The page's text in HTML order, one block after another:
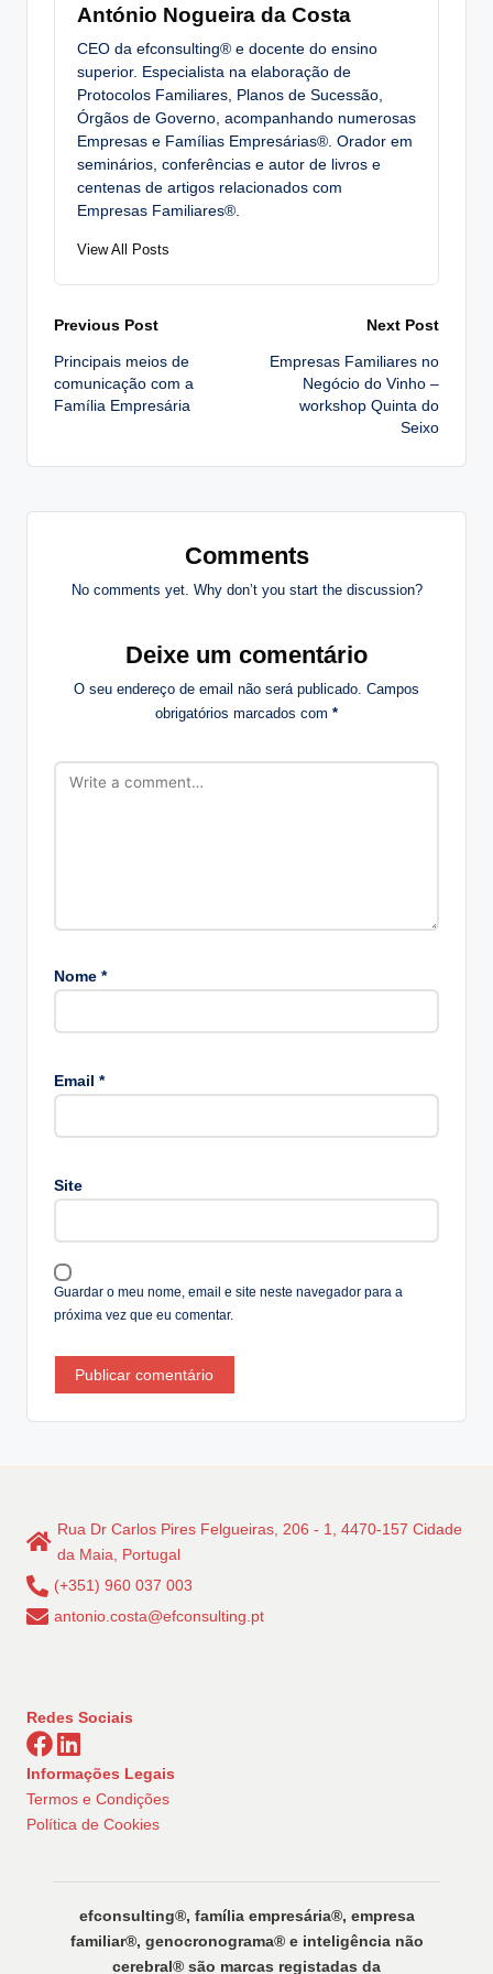
António Nogueira da Costa
CEO da efconsulting® e docente do ensino
superior. Especialista na elaboração de
Protocolos Familiares, Planos de Sucessão,
Órgãos de Governo, acompanhando numerosas
Empresas e Famílias Empresárias®. Orador em
seminários, conferências e autor de livros e
centenas de artigos relacionados com
Empresas Familiares®.
View All Posts
Post
navigation
Previous Post
Principais meios de
comunicação com a
Família Empresária
Next Post
Empresas Familiares no
Negócio do Vinho –
workshop Quinta do
Seixo
Comments
No comments yet. Why don’t you start the discussion?
Deixe um comentário
O seu endereço de email não será publicado. Campos
obrigatórios marcados com *
Nome *
Email *
Site
Guardar o meu nome, email e site neste navegador para a
próxima vez que eu comentar.
e
ti
e
:
Rua Dr Carlos Pires Felgueiras, 206 - 1, 4470-157 Cidade
da Maia, Portugal
(+351) 960 037 003
antonio.costa@efconsulting.pt
Redes Sociais
Informações Legais
Termos e Condições
Política de Cookies
efconsulting®️, família empresária®️, empresa
familiar®️, genocronograma®️ e inteligência não
cerebral®️ são marcas registadas da